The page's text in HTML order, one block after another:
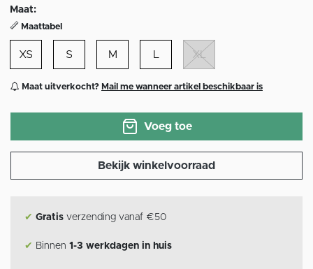
Maat:
Maattabel
XS S M L XL
Maat uitverkocht? Mail me wanneer artikel beschikbaar is
Voeg toe
Bekijk winkelvoorraad
✔ Gratis verzending vanaf €50
✔ Binnen 1-3 werkdagen in huis